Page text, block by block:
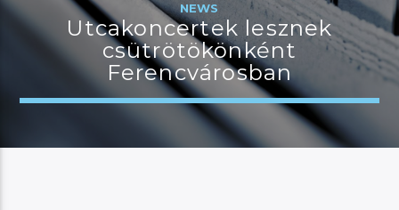
JELENLEGI MŰSOR
CINEMANNA
NEWS
Utcakoncertek lesznek
csütrötökönként
Ferencvárosban